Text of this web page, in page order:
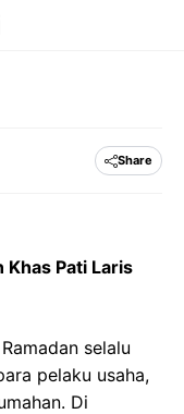
Share
Khas Pati Laris
selalu
pelaku usaha,
Di